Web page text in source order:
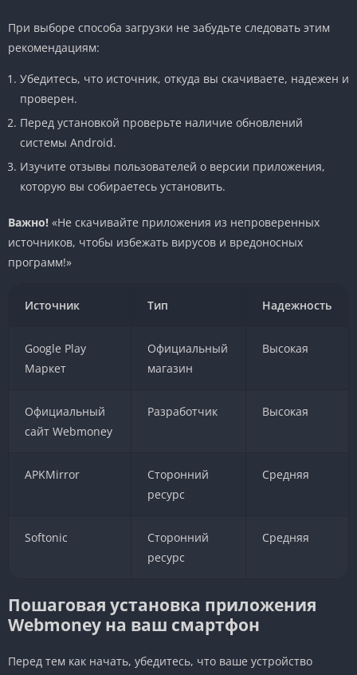
При выборе способа загрузки не забудьте следовать этим
рекомендациям:
Убедитесь, что источник, откуда вы скачиваете, надежен и
проверен.
Перед установкой проверьте наличие обновлений
системы Android.
Изучите отзывы пользователей о версии приложения,
которую вы собираетесь установить.
Важно! «Не скачивайте приложения из непроверенных
источников, чтобы избежать вирусов и вредоносных
программ!»
Источник Тип Надежность
Google Play
Маркет
Официальный
магазин
Высокая
Официальный
сайт Webmoney
Разработчик Высокая
APKMirror
Сторонний
ресурс
Средняя
Softonic
Сторонний
ресурс
Средняя
Пошаговая установка приложения
Webmoney на ваш смартфон
Перед тем как начать, убедитесь, что ваше устройство